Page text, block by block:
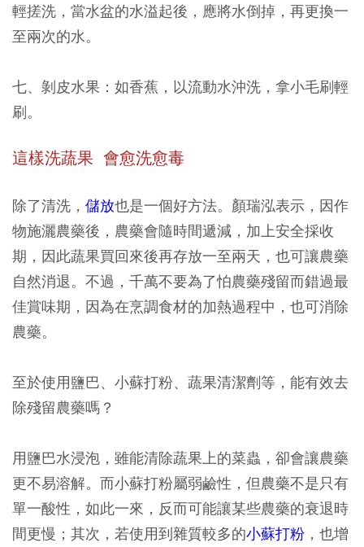
輕搓洗，當水盆的水溢起後，應將水倒掉，再更換一
至兩次的水。
七、剝皮水果：如香蕉，以流動水沖洗，拿小毛刷輕
刷。
這樣洗蔬果 會愈洗愈毒
除了清洗， 儲放也是一個好方法。顏瑞泓表示，因作
物施灑農藥後，農藥會隨時間遞減，加上安全採收
期，因此蔬果買回來後再存放一至兩天，也可讓農藥
自然消退。不過，千萬不要為了怕農藥殘留而錯過最
佳賞味期，因為在烹調食材的加熱過程中，也可消除
農藥。
至於使用鹽巴、小蘇打粉、蔬果清潔劑等，能有效去
除殘留農藥嗎？
用鹽巴水浸泡，雖能清除蔬果上的菜蟲，卻會讓農藥
更不易溶解。而小蘇打粉屬弱鹼性，但農藥不是只有
單一酸性，如此一來，反而可能讓某些農藥的衰退時
間更慢；其次，若使用到雜質較多的小蘇打粉 ，也增